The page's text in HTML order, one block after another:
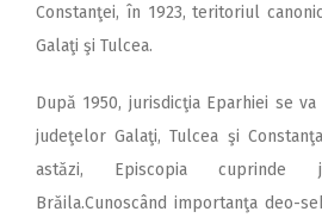
Constanţei, în 1923, teritoriul
Galaţi şi Tulcea.
După 1950, jurisdicţia Eparhiei se
judeţelor Galaţi, Tulcea şi
astăzi, Episcopia cuprinde
Brăila.Cunoscând importanţa deo-